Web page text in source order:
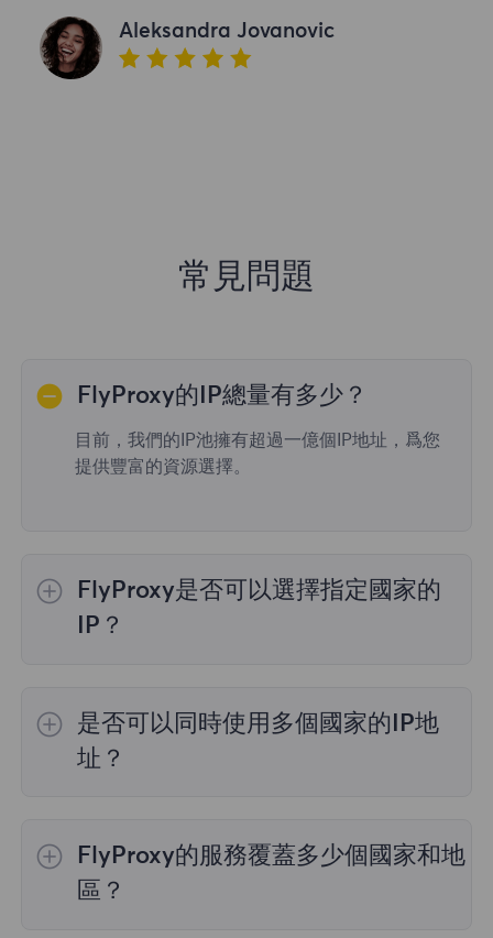
Aleksandra Jovanovic
常見問題
FlyProxy的IP總量有多少？
目前，我們的IP池擁有超過一億個IP地址，爲您
提供豐富的資源選擇。
FlyProxy是否可以選擇指定國家的
IP？
的代理選擇； 靜態住宅代理提供36個國家的代
理，購買時您可以選擇所需的國家。
是否可以同時使用多個國家的IP地
址？
有用。您可以在管理面板中自由選擇和切換不同
國家的IP地址。
FlyProxy的服務覆蓋多少個國家和地
區？